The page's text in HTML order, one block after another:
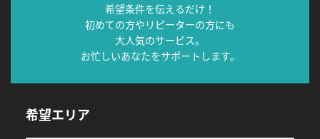
希望条件を伝えるだけ！
初めての方やリピーターの方にも
大人気のサービス。
お忙しいあなたをサポートします。
希望エリア